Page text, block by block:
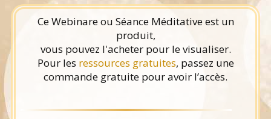
Ce Webinare ou Séance Méditative est un
produit,
vous pouvez l'acheter pour le visualiser.
Pour les ressources gratuites, passez une
commande gratuite pour avoir l’accès.